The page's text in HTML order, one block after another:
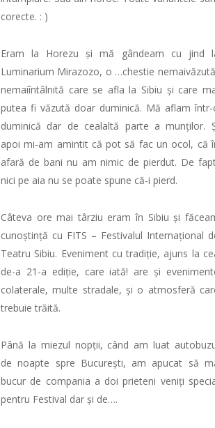
corecte. : )
Eram la Horezu și mă gândeam cu jind
Luminarium Mirazozo, o …chestie
nemaiîntâlnită care se afla la Sibiu și care
putea fi văzută doar duminică. Mă aflam într-
duminică dar de cealaltă parte a munților.
apoi mi-am amintit că pot să fac un ocol, că
afară de bani nu am nimic de pierdut. De
nici pe aia nu se poate spune că-i pierd.
Câteva ore mai târziu eram în Sibiu și
cunoștință cu FITS – Festivalul Internațional
Teatru Sibiu. Eveniment cu tradiție, ajuns la
de-a 21-a ediție, care iată! are și
colaterale, multe stradale, și o atmosferă
trebuie trăită.
Până la miezul nopții, când am luat
de noapte spre București, am apucat să
bucur de compania a doi prieteni veniți
pentru Festival dar și de….